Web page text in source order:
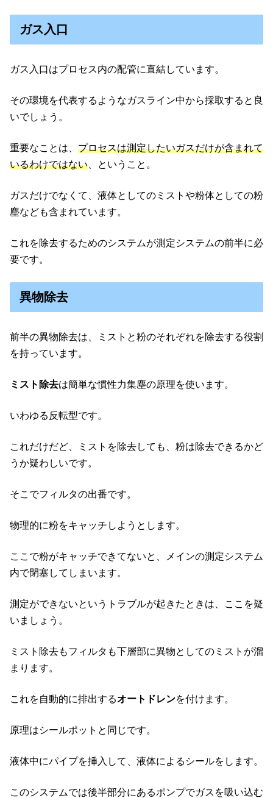
ガス入口
ガス入口はプロセス内の配管に直結しています。
その環境を代表するようなガスライン中から採取すると良
いでしょう。
重要なことは、 プロセスは測定したいガスだけが含まれて
いるわけではない 、ということ。
ガスだけでなくて、液体としてのミストや粉体としての粉
塵なども含まれています。
これを除去するためのシステムが測定システムの前半に必
要です。
異物除去
前半の異物除去は、ミストと粉のそれぞれを除去する役割
を持っています。
ミスト除去は簡単な慣性力集塵の原理を使います。
いわゆる反転型です。
これだけだど、ミストを除去しても、粉は除去できるかど
うか疑わしいです。
そこでフィルタの出番です。
物理的に粉をキャッチしようとします。
ここで粉がキャッチできてないと、メインの測定システム
内で閉塞してしまいます。
測定ができないというトラブルが起きたときは、ここを疑
いましょう。
ミスト除去もフィルタも下層部に異物としてのミストが溜
まります。
これを自動的に排出するオートドレンを付けます。
原理はシールポットと同じです。
液体中にパイプを挿入して、液体によるシールをします。
このシステムでは後半部分にあるポンプでガスを吸い込む